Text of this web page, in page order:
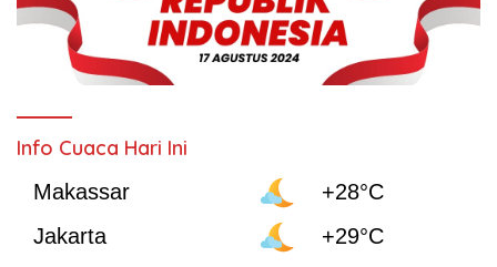
Info Cuaca Hari Ini
Makassar
+28°C
Jakarta
+29°C